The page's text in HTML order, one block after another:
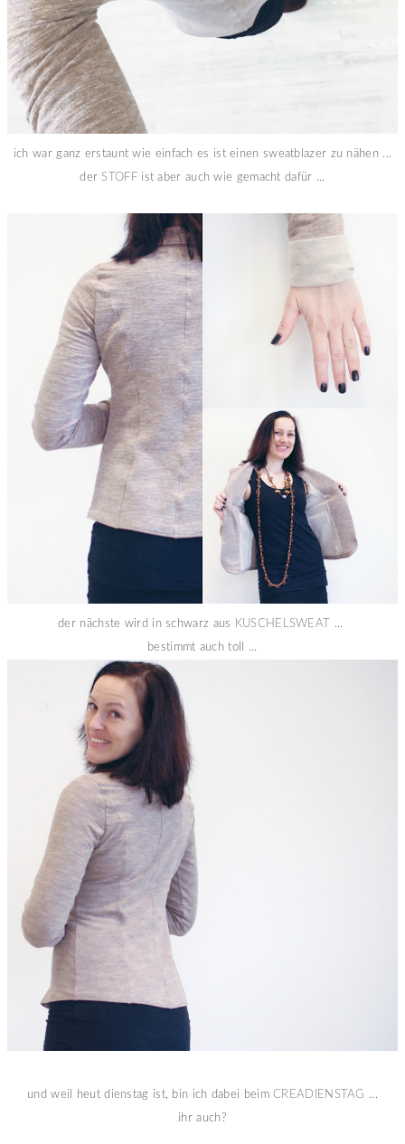
ich war ganz erstaunt wie einfach es ist einen sweatblazer zu nähen ...
derSTOFF ist aber auch wie gemacht dafür ...
der nächste wird in schwarz aus KUSCHELSWEAT
...
bestimmt auch toll ...
und weil heut dienstag ist, bin ich dabei beimCREADIENSTAG ...
ihr auch?